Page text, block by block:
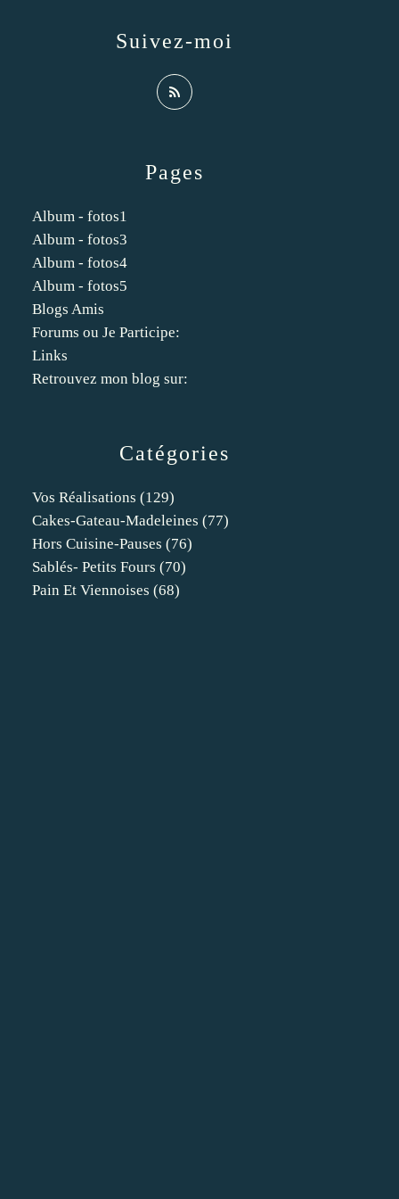
Catégories
Vos Réalisations (129)
Cakes-Gateau-Madeleines (77)
Hors Cuisine-Pauses (76)
Sablés- Petits Fours (70)
Pain Et Viennoises (68)
Pages
Album - fotos1
Album - fotos3
Album - fotos4
Album - fotos5
Blogs Amis
Forums ou Je Participe:
Links
Retrouvez mon blog sur:
Suivez-moi